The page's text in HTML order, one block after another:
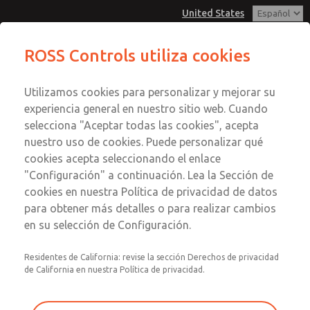
United States
Cuenta
Ver Carrito de Compra
Registrarse
Inscribirse
Serie MD3
MD353ECF2C42N
Enviar esta página por correo
electrónico
Servicio al Cliente
1-800-GET-ROSS
Servicio Tecnico
1-888-TEK-ROSS
ROSS Controls utiliza cookies
Utilizamos cookies para personalizar y mejorar su
experiencia general en nuestro sitio web. Cuando
selecciona "Aceptar todas las cookies", acepta
nuestro uso de cookies. Puede personalizar qué
cookies acepta seleccionando el enlace
"Configuración" a continuación. Lea la Sección de
cookies en nuestra Política de privacidad de datos
para obtener más detalles o para realizar cambios
en su selección de Configuración.
Residentes de California: revise la sección Derechos de privacidad
de California en nuestra Política de privacidad.